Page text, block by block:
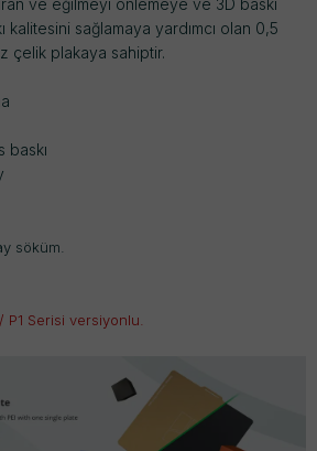
ve eğilmeyi önlemeye ve 3D baskı
kalitesini sağlamaya yardımcı olan 0,5
çelik plakaya sahiptir.
baskı
söküm.
P1 Serisi versiyonlu.